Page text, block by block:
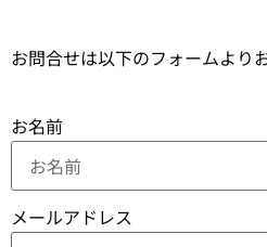
お問合せは以下のフォームより
お名前
メールアドレス